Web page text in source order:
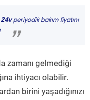
periyodik bakım fiyatını
”
zamanı gelmediği
ihtiyacı olabilir.
birini yaşadığınızı